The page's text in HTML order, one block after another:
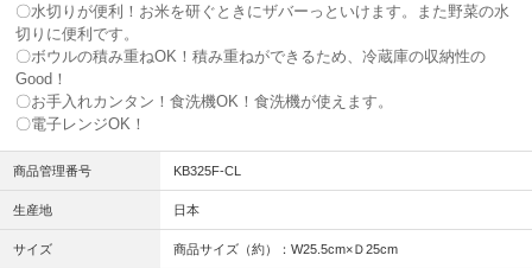
〇水切りが便利！お米を研ぐときにザバーっといけます。また野菜の水
切りに便利です。
〇ボウルの積み重ねOK！積み重ねができるため、冷蔵庫の収納性の
Good！
〇お手入れカンタン！食洗機OK！食洗機が使えます。
〇電子レンジOK！
商品管理番号 KB325F-CL
生産地 日本
サイズ 商品サイズ（約）：W25.5cm×Ｄ25cm